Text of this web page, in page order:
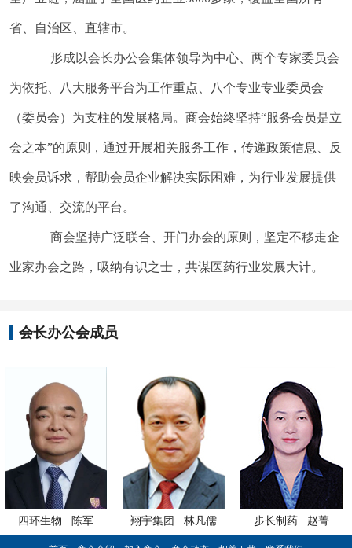
省、自治区、直辖市。
形成以会长办公会集体领导为中心、两个专家委员会
为依托、八大服务平台为工作重点、八个专业专业委员会
（委员会）为支柱的发展格局。商会始终坚持“服务会员是立
会之本”的原则，通过开展相关服务工作，传递政策信息、反
映会员诉求，帮助会员企业解决实际困难，为行业发展提供
了沟通、交流的平台。
商会坚持广泛联合、开门办会的原则，坚定不移走企
业家办会之路，吸纳有识之士，共谋医药行业发展大计。
会长办公会成员
物 陈军 翔宇集团 林凡儒 步长制药 赵菁 好医生